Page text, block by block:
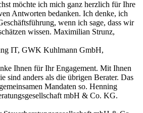
möchte ich mich ganz herzlich für Ihre
Antworten bedanken. Ich denke, ich
wenn ich sage, dass wir
wissen. Maximilian Strunz,
IT, GWK Kuhlmann GmbH,
Ihnen für Ihr Engagement. Mit Ihnen
sind anders als die übrigen Berater. Das
Mandaten so. Henning
mbH & Co. KG.